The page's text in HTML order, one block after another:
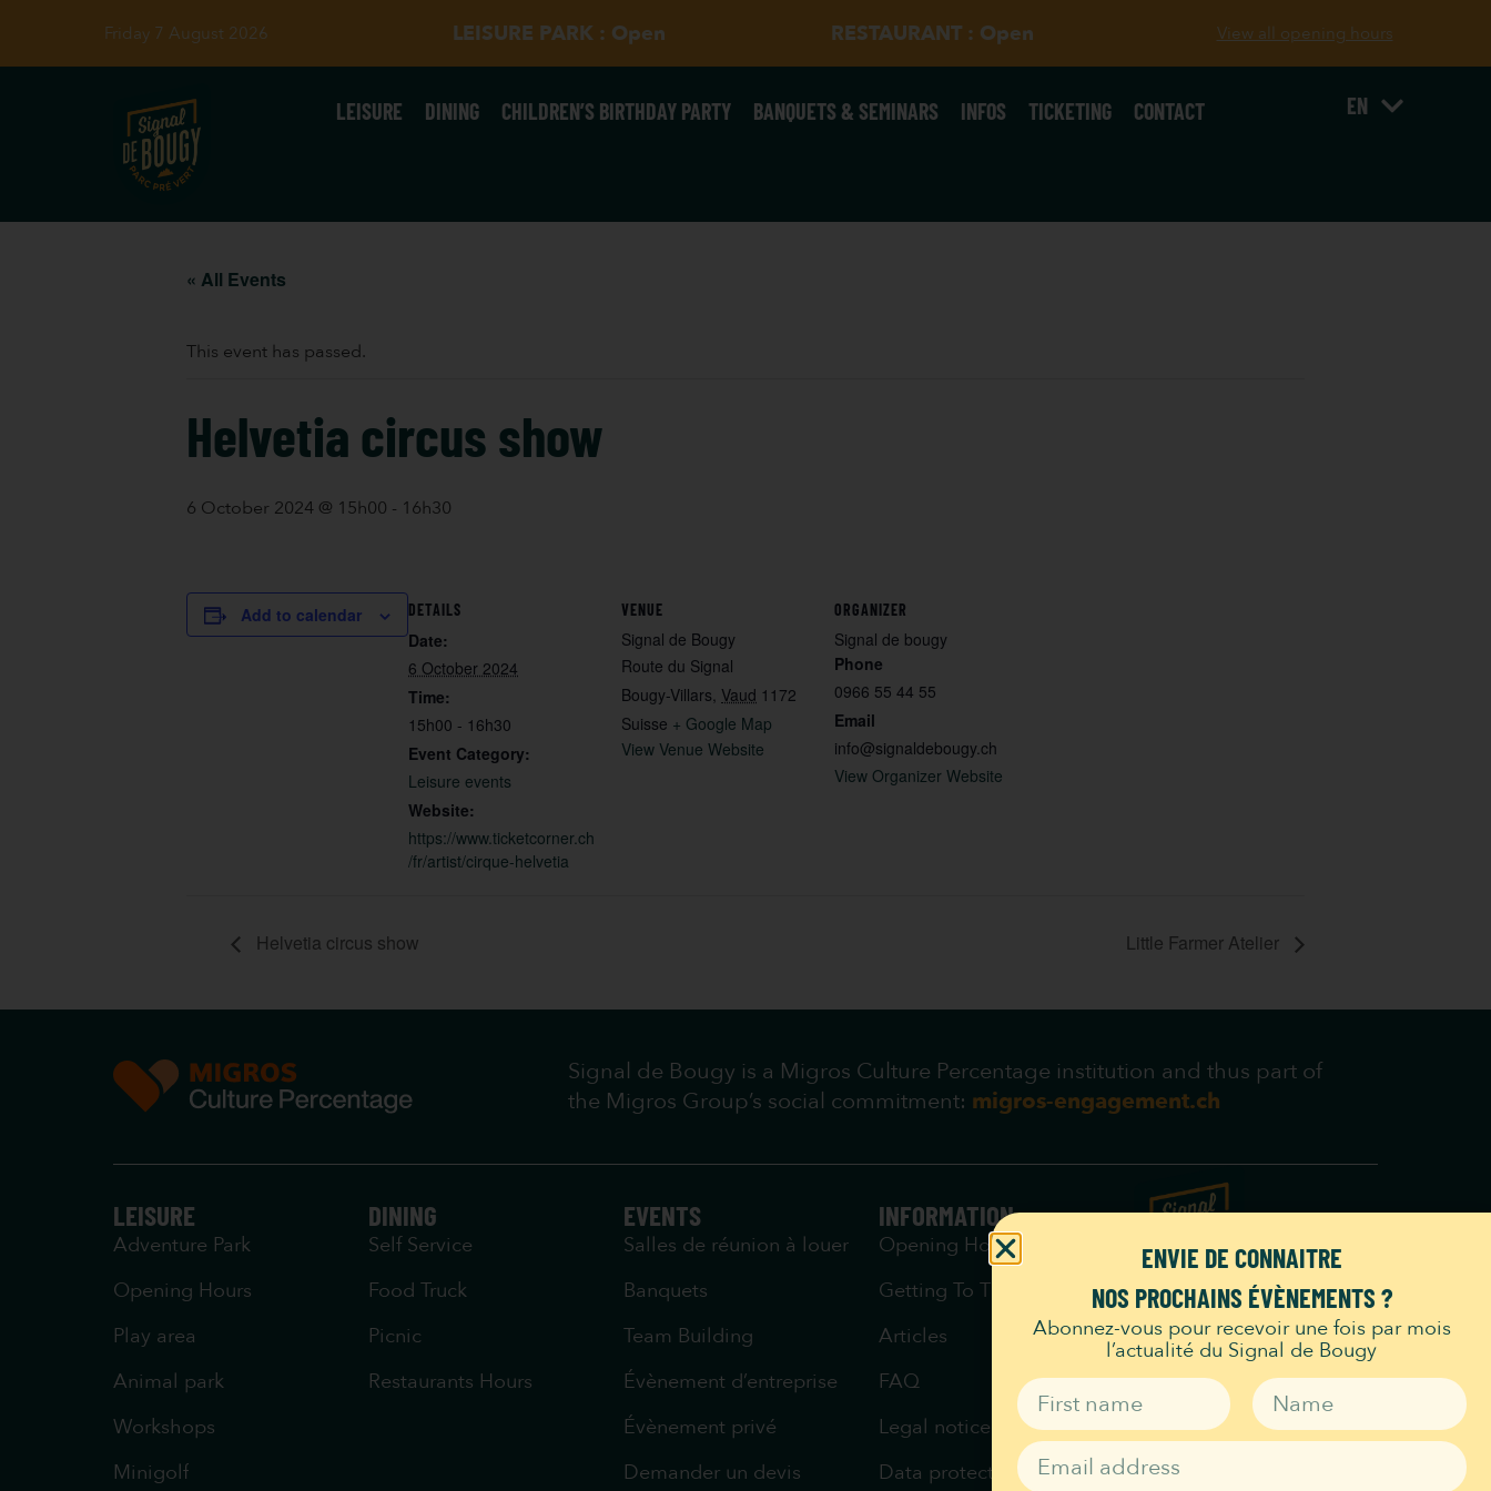
Friday 7 August 2026 LEISURE PARK : Open RESTAURANT : Open View all opening hours
LEISURE DINING CHILDREN’S BIRTHDAY PARTY BANQUETS & SEMINARS INFOS TICKETING CONTACT EN
« All Events
This event has passed.
Helvetia circus show
6 October 2024 @ 15h00 - 16h30
Add to calendar DETAILS
Date:
6 October 2024
Time:
15h00 - 16h30
Event Category:
Leisure events
Website:
https://www.ticketcorner.ch
/fr/artist/cirque-helvetia
VENUE
Signal de Bougy
Route du Signal
Bougy-Villars Vaud 1172
Suisse + Google Map
View Venue Website
ORGANIZER
Signal de bougy
Phone
0966 55 44 55
Email
info@signaldebougy.ch
View Organizer Website
Helvetia circus show Little Farmer Atelier
Signal de Bougy is a Migros Culture Percentage institution and thus part of
the Migros Group’s social commitment: migros-engagement.ch
LEISURE
Adventure Park
Opening Hours
Play area
Animal park
Workshops
Minigolf
DINING
Self Service
Food Truck
Picnic
Restaurants Hours
EVENTS
Salles de réunion à louer
Banquets
Team Building
Évènement d’entreprise
Évènement privé
Demander un devis
INFORMATION
Opening Hours
Getting To The Park
Articles
FAQ
Legal notice
Data protection
Route du Signal
1172 Bougy-Villars
info@signaldebougy.ch
ENVIE DE CONNAITRE
NOS PROCHAINS ÉVÈNEMENTS ?
Abonnez-vous pour recevoir une fois par mois
l’actualité du Signal de Bougy